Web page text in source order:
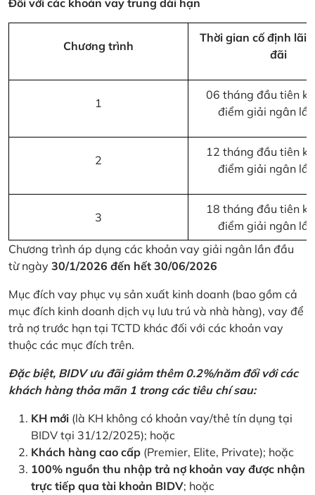
Đối với các khoản vay trung dài hạn
Chương trình
Thời gian cố định lãi
đãi
1
06 tháng đầu tiên
điểm giải ngân
2
12 tháng đầu tiên
điểm giải ngân
3
18 tháng đầu tiên
điểm giải ngân
Chương trình áp dụng các khoản vay giải ngân lần đầu
từ ngày 30/1/2026 đến hết 30/06/2026
Mục đích vay phục vụ sản xuất kinh doanh (bao gồm cả
mục đích kinh doanh dịch vụ lưu trú và nhà hàng), vay để
trả nợ trước hạn tại TCTD khác đối với các khoản vay
thuộc các mục đích trên.
Đặc biệt, BIDV ưu đãi giảm thêm 0.2%/năm đối với các
khách hàng thỏa mãn 1 trong các tiêu chí sau:
KH mới (là KH không có khoản vay/thẻ tín dụng tại
BIDV tại 31/12/2025); hoặc
Khách hàng cao cấp (Premier, Elite, Private); hoặc
100% nguồn thu nhập trả nợ khoản vay được nhận
trực tiếp qua tài khoản BIDV; hoặc